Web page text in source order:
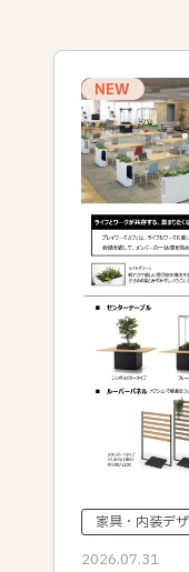
NEW
家具・内装デ
2026.07.31